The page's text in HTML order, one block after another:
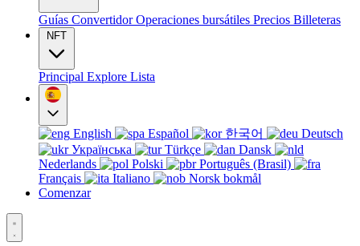
Guías ConvertidorOperaciones bursátiles Precios Billeteras
NFT
Principal Explore Lista
English Español 한국어
Deutsch
Українська
Türkçe
Dansk
Nederlands
Polski
Português (Brasil)
Français
Italiano
Norsk bokmål
Comenzar